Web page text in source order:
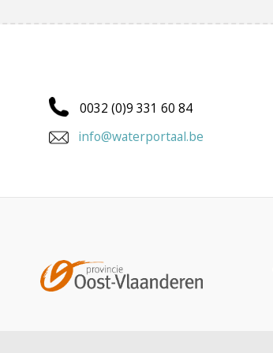
0032 (0)9 331 60 84
info@waterportaal.be